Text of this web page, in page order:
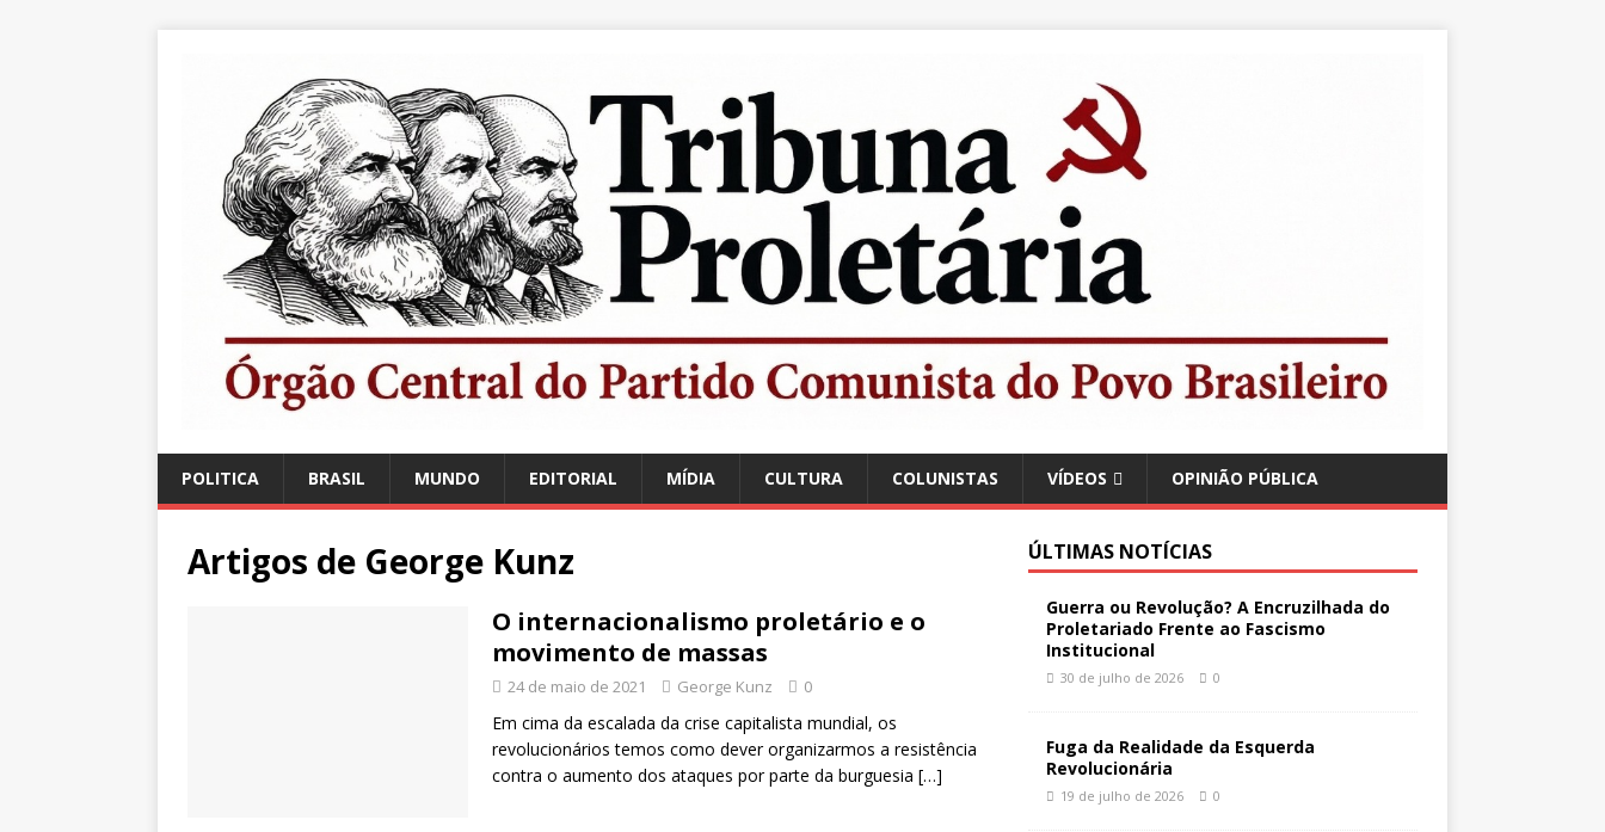
POLITICA BRASIL MUNDO EDITORIAL MÍDIA CULTURA COLUNISTAS VÍDEOS OPINIÃO PÚBLICA
Artigos de George Kunz
O internacionalismo proletário e o
movimento de massas
24 de maio de 2021 George Kunz 0
Em cima da escalada da crise capitalista mundial, os
revolucionários temos como dever organizarmos a resistência
contra o aumento dos ataques por parte da burguesia […]
ÚLTIMAS NOTÍCIAS
Guerra ou Revolução? A Encruzilhada do
Proletariado Frente ao Fascismo
Institucional
30 de julho de 2026 0
Fuga da Realidade da Esquerda
Revolucionária
19 de julho de 2026 0